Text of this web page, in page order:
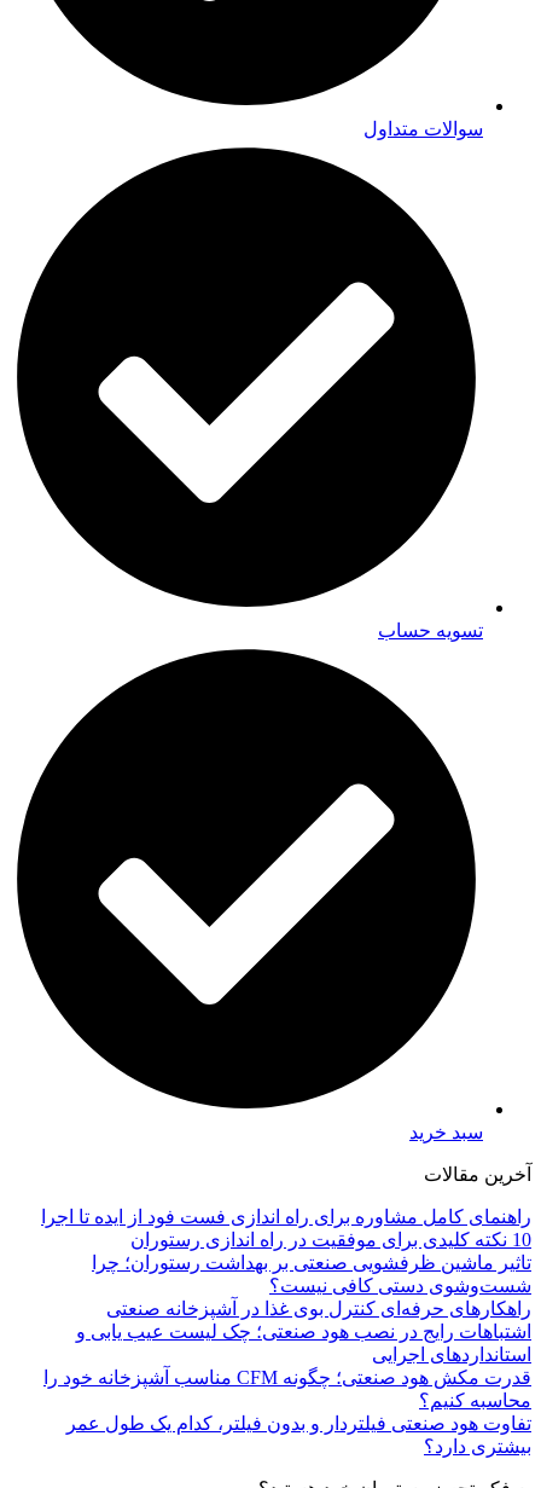
سوالات متداول
تسویه حساب
سبد خرید
آخرین مقالات
راهنمای کامل مشاوره برای راه اندازی فست فود از ایده تا اجرا
10 نکته کلیدی برای موفقیت در راه اندازی رستوران
تاثیر ماشین ظرفشویی صنعتی بر بهداشت رستوران؛ چرا
شست‌وشوی دستی کافی نیست؟
راهکارهای حرفه‌ای کنترل بوی غذا در آشپزخانه صنعتی
اشتباهات رایج در نصب هود صنعتی؛ چک لیست عیب یابی و
استانداردهای اجرایی
قدرت مکش هود صنعتی؛ چگونه CFM مناسب آشپزخانه خود را
محاسبه کنیم؟
تفاوت هود صنعتی فیلتردار و بدون فیلتر، کدام یک طول عمر
بیشتری دارد؟